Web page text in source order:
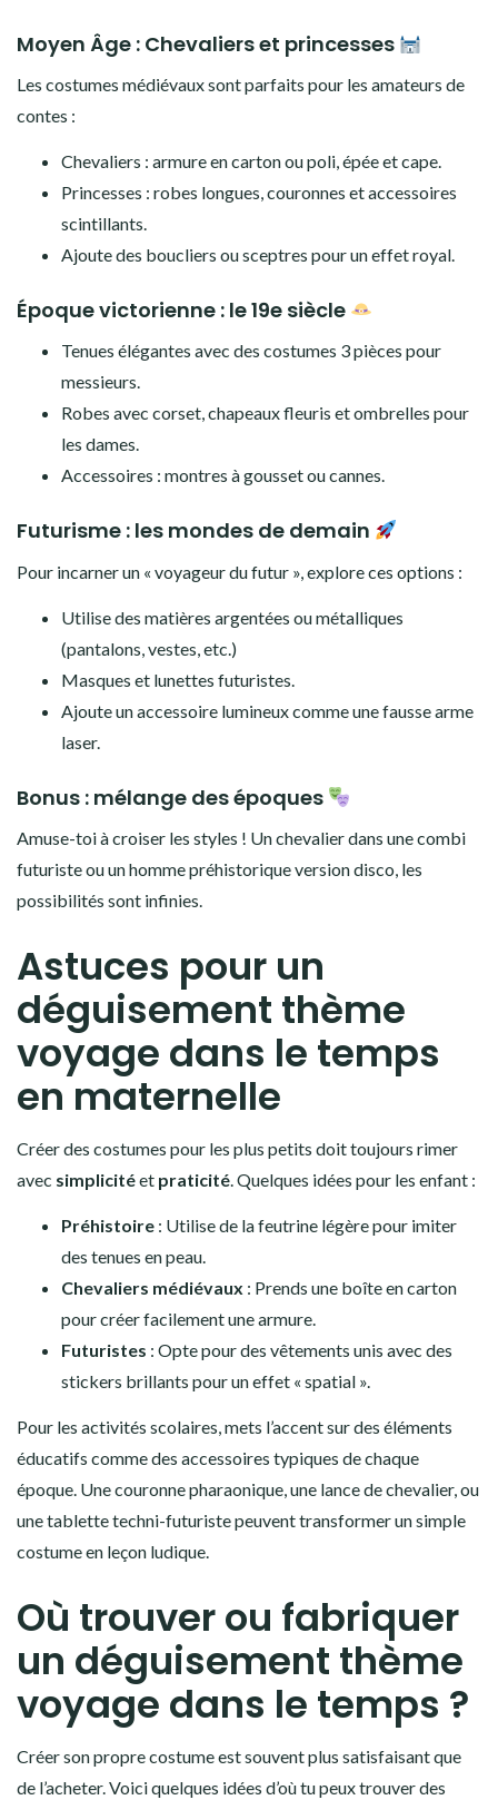
Moyen Âge : Chevaliers et princesses
Les costumes médiévaux sont parfaits pour les amateurs de
contes :
Chevaliers : armure en carton ou poli, épée et cape.
Princesses : robes longues, couronnes et accessoires
scintillants.
Ajoute des boucliers ou sceptres pour un effet royal.
Époque victorienne : le 19e siècle
Tenues élégantes avec des costumes 3 pièces pour
messieurs.
Robes avec corset, chapeaux fleuris et ombrelles pour
les dames.
Accessoires : montres à gousset ou cannes.
Futurisme : les mondes de demain
Pour incarner un « voyageur du futur », explore ces options :
Utilise des matières argentées ou métalliques
(pantalons, vestes, etc.)
Masques et lunettes futuristes.
Ajoute un accessoire lumineux comme une fausse arme
laser.
Bonus : mélange des époques
Amuse-toi à croiser les styles ! Un chevalier dans une combi
futuriste ou un homme préhistorique version disco, les
possibilités sont infinies.
Astuces pour un
déguisement thème
voyage dans le temps
en maternelle
Créer des costumes pour les plus petits doit toujours rimer
avec simplicitéet praticité. Quelques idées pour les enfant :
Préhistoire : Utilise de la feutrine légère pour imiter
des tenues en peau.
Chevaliers médiévaux : Prends une boîte en carton
pour créer facilement une armure.
Futuristes : Opte pour des vêtements unis avec des
stickers brillants pour un effet « spatial ».
Pour les activités scolaires, mets l’accent sur des éléments
éducatifs comme des accessoires typiques de chaque
époque. Une couronne pharaonique, une lance de chevalier, ou
une tablette techni-futuriste peuvent transformer un simple
costume en leçon ludique.
Où trouver ou fabriquer
un déguisement thème
voyage dans le temps ?
Créer son propre costume est souvent plus satisfaisant que
de l’acheter. Voici quelques idées d’où tu peux trouver des